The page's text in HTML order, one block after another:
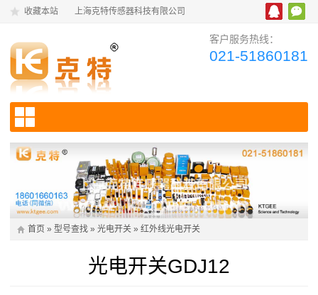
收藏本站 上海克特传感器科技有限公司
客户服务热线：
021-51860181
首页 » 型号查找 » 光电开关 » 红外线光电开关
光电开关GDJ12